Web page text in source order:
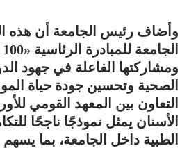
وأضاف رئيس الجامعة أن هذه
ومشاركتها الفاعلة في جهود
الصحية وتحسين جودة حياة
التعاون بين المعهد القومي
الأسنان يمثل نموذجًا ناجحًا
الطبية داخل الجامعة، بما